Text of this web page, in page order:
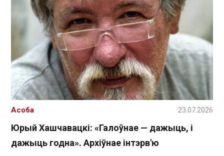
Юрый Хашчавацкі: «Галоўнае — дажыць, і
дажыць годна». Архіўнае інтэрв'ю
Асоба 23.07.2026